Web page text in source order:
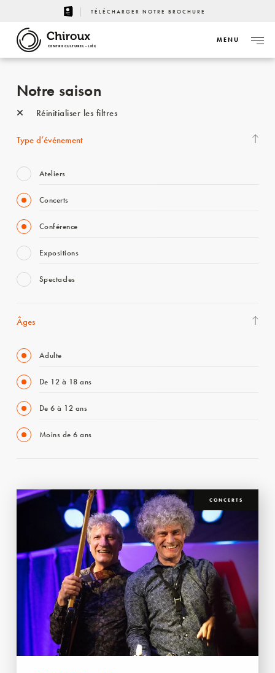
TÉLÉCHARGER NOTRE BROCHURE
CENTRE CULTUREL - LIÈGE
MENU
Notre saison
Réinitialiser les filtres
Type d’événement
Ateliers
Concerts
Conférence
Expositions
Spectacles
Âges
Adulte
De 12 à 18 ans
De 6 à 12 ans
Moins de 6 ans
CONCERTS